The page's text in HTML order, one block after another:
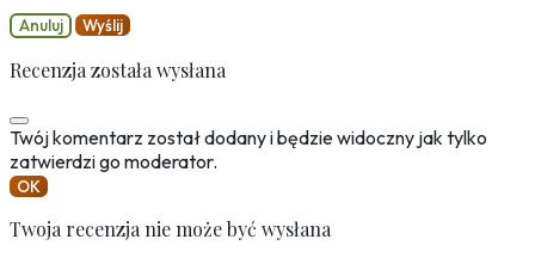
Anuluj Wyślij
Recenzja została wysłana
Twój komentarz został dodany i będzie widoczny jak tylko
zatwierdzi go moderator.
OK
Twoja recenzja nie może być wysłana